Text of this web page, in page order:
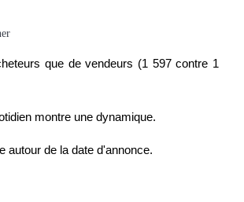
à long terme et des intérêts flexibles
que de vendeurs (1 597 contre 1
montre une dynamique.
autour de la date d'annonce.